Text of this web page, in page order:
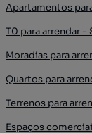
Apartamentos
T0 para arrendar -
Moradias para
Quartos para
Terrenos para
Espaços